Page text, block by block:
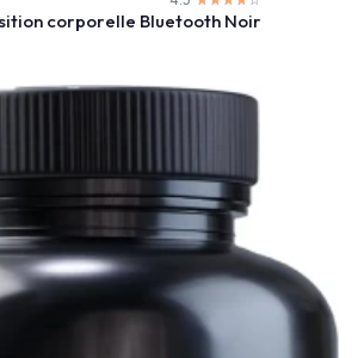
corporelle Bluetooth Noir